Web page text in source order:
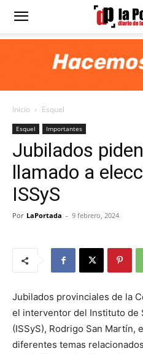
Diario
Portada
Inicio Esquel
Esquel Importantes
Jubilados
llamado a
ISSyS
Por LaPortada - 9 febrero, 2024
Jubilados provinciales de la
el interventor del Instituto de
(ISSyS), Rodrigo San Martín,
diferentes temas